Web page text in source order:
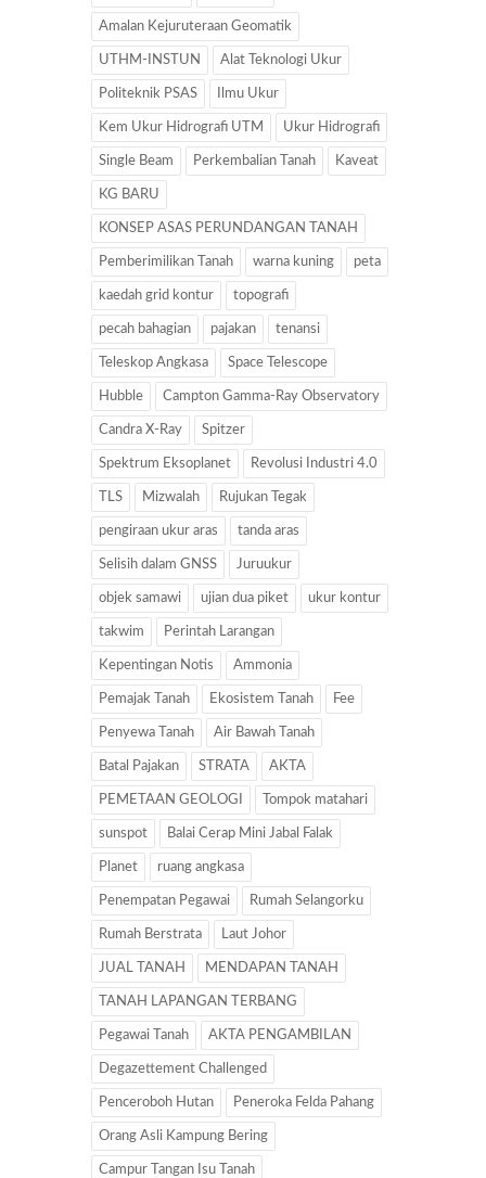
Amalan Kejuruteraan Geomatik
UTHM-INSTUN Alat Teknologi Ukur
Politeknik PSAS Ilmu Ukur
Kem Ukur Hidrografi UTM Ukur Hidrografi
Single Beam Perkembalian Tanah Kaveat
KG BARU
KONSEP ASAS PERUNDANGAN TANAH
Pemberimilikan Tanah warna kuning peta
kaedah grid kontur topografi
pecah bahagian pajakan tenansi
Teleskop Angkasa Space Telescope
Hubble Campton Gamma-Ray Observatory
Candra X-Ray Spitzer
Spektrum Eksoplanet Revolusi Industri 4.0
TLS Mizwalah Rujukan Tegak
pengiraan ukur aras tanda aras
Selisih dalam GNSS Juruukur
objek samawi ujian dua piket ukur kontur
takwim Perintah Larangan
Kepentingan Notis Ammonia
Pemajak Tanah Ekosistem Tanah Fee
Penyewa Tanah Air Bawah Tanah
Batal Pajakan STRATA AKTA
PEMETAAN GEOLOGI Tompok matahari
sunspot Balai Cerap Mini Jabal Falak
Planet ruang angkasa
Penempatan Pegawai Rumah Selangorku
Rumah Berstrata Laut Johor
JUAL TANAH MENDAPAN TANAH
TANAH LAPANGAN TERBANG
Pegawai Tanah AKTA PENGAMBILAN
Degazettement Challenged
Penceroboh Hutan Peneroka Felda Pahang
Orang Asli Kampung Bering
Campur Tangan Isu Tanah